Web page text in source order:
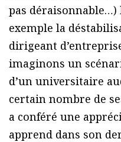
pas déraisonnable…)
exemple la
dirigeant
imaginons un
d’un universitaire
certain nombre de
a conféré une
apprend dans son